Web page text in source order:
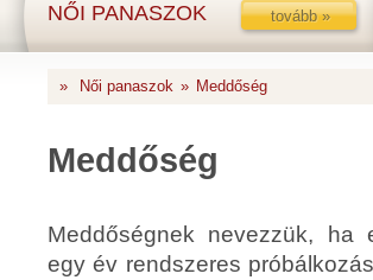
NŐI PANASZOK tovább »
» Női panaszok » Meddőség
Meddőség
Meddőségnek nevezzük, ha
egy év rendszeres